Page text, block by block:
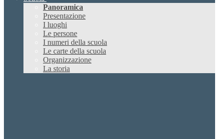
Panoramica
Presentazione
I luoghi
Le persone
I numeri della scuola
Le carte della scuola
Organizzazione
La storia